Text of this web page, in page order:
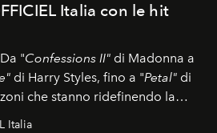
Italia con le hit
"Confessions II" di Madonna a
di Harry Styles, fino a "Petal" di
che stanno ridefinendo la
Italia